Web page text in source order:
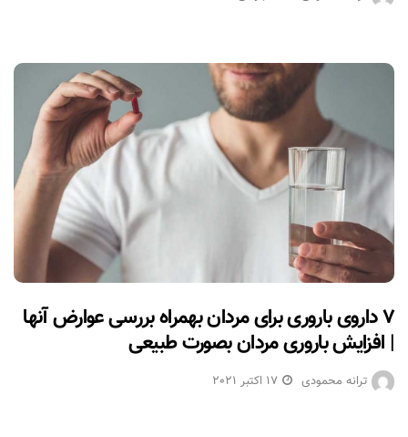
۷ داروی باروری برای مردان بهمراه بررسی عوارض آنها
| افزایش باروری مردان بصورت طبیعی
ترانه محمودی 17 اکتبر 2021